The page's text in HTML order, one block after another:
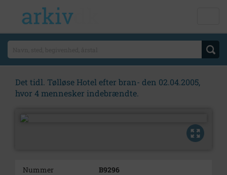
Det tidl. Tølløse Hotel efter bran- den 02.04.2005,
hvor 4 mennesker indebrændte.
Nummer
B9296